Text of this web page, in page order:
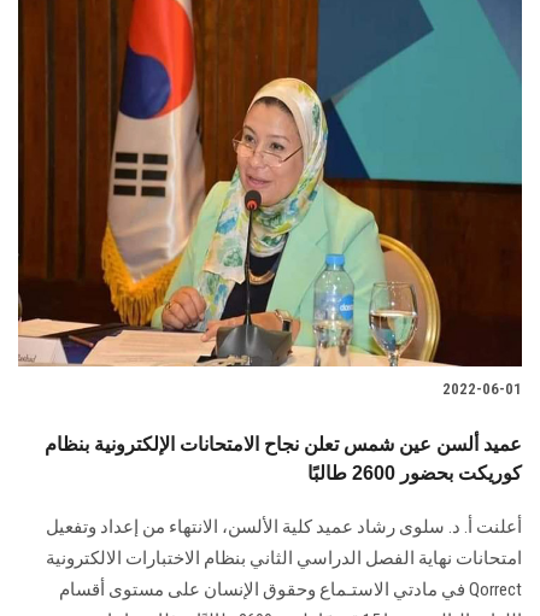
2022-06-01
عميد ألسن عين شمس تعلن نجاح الامتحانات الإلكترونية بنظام
كوريكت بحضور 2600 طالبًا
أعلنت أ. د. سلوى رشاد عميد كلية الألسن، الانتهاء من إعداد وتفعيل
امتحانات نهاية الفصل الدراسي الثاني بنظام الاختبارات الالكترونية
Qorrect في مادتي الاستـماع وحقوق الإنسان على مستوى أقسام